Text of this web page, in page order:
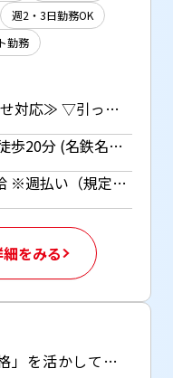
週2・3日勤務OK
勤務
≪電気に関するお問い合わせ対応≫ ▽引っ越しを伴う、電気の開始・停止 ▽料金案内やその他問い合わせ など マニュアルに沿って様々なお問い合わせにご対応頂きます。 【研修について】 期間：9/1(火)～9/18(金) ※研修期間は平日週5日出勤となります
岐阜県 岐阜市 名鉄岐阜駅 徒歩20分 (名鉄名古屋本線)
時給1400円 ※研修時同時給 ※週払い（規定あり）利用OK！ （但し、週払い制度は初回2ヵ月間のみ、3ヵ月目以降は月払い制になります。利用についてはご本人様からお仕事紹介時に申請があった場合のみとなります。）
をみる
＼ 「正看護師/准看護師資格」を活かして高時給のお仕事♪ ／ ▼【ブランク歓迎】充実したサポート体制！ ▼勤務日数/時間も短いので時間に融通が利きやすい